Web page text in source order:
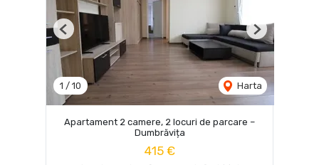
1 / 10 Harta
Previous Next
Apartament 2 camere, 2 locuri de parcare –
Dumbrăvița
415 €